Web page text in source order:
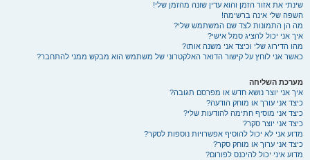
שינתי את אזור הזמן והוא עדין שונה מהזמן שלי!
השפה שלי אינה ברשימה!
מה הן התמונות לצד שם המשתמש שלי?
איך אני יכול להציג סמל אישי?
מהו הדירוג שלי וכיצד אני משנה אותו?
כאשר אני לוחץ על קישור הדואר האלקטרוני של משתמש הוא מבקש ממני להתחבר?
מערכת השליחה
איך אני יוצר נושא חדש או מפרסם תגובה?
כיצד אני עורך או מוחק הודעה?
כיצד אני מוסיף חתימה להודעות שלי?
כיצד אני יוצר סקר?
מדוע אני לא יכול להוסיף אפשרויות נוספות לסקר?
כיצד אני ערוך או מוחק סקר?
מדוע איני יכול להיכנס לפורום?